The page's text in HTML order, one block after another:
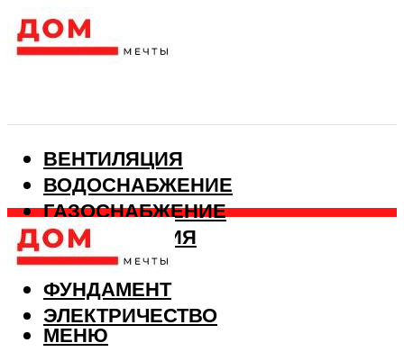
ВЕНТИЛЯЦИЯ
ВОДОСНАБЖЕНИЕ
ГАЗОСНАБЖЕНИЕ
КАНАЛИЗАЦИЯ
ОТОПЛЕНИЕ
ФУНДАМЕНТ
ЭЛЕКТРИЧЕСТВО
МЕНЮ